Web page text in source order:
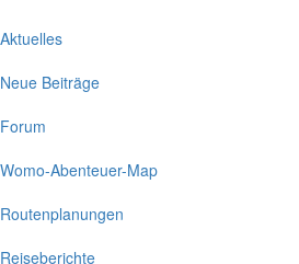
Aktuelles
Neue Beiträge
Forum
Womo-Abenteuer-Map
Routenplanungen
Reiseberichte